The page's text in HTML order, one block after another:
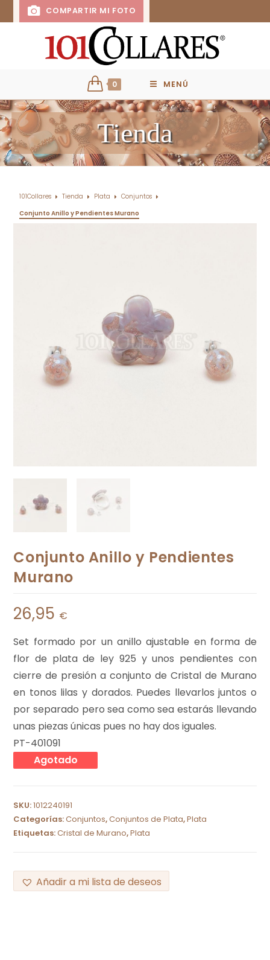
COMPARTIR MI FOTO
0 MENÚ
Tienda
101Collares Tienda Plata
Conjuntos
Conjunto Anillo y Pendientes Murano
Conjunto Anillo y Pendientes
Murano
26,95 €
Set formado por un anillo ajustable en forma de
flor de plata de ley 925 y unos pendientes con
cierre de presión a conjunto de Cristal de Murano
en tonos lilas y dorados. Puedes llevarlos juntos o
por separado pero sea como sea estarás llevando
unas piezas únicas pues no hay dos iguales.
PT-401091
Agotado
SKU:1012240191
Categorías:Conjuntos,Conjuntos de Plata,Plata
Etiquetas:Cristal de Murano,Plata
Añadir a mi lista de deseos